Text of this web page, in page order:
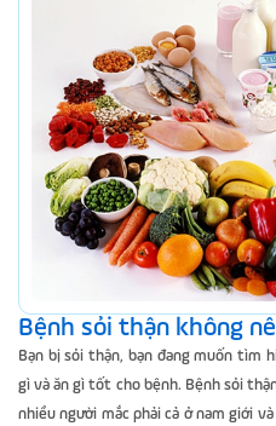
Bệnh sỏi thận không
Bạn bị sỏi thận, bạn đang muốn tìm
gì và ăn gì tốt cho bệnh. Bệnh sỏi
nhiều người mắc phải cả ở nam giới